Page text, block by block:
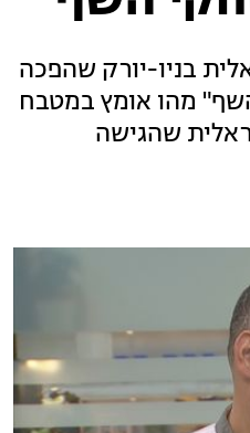
בניו-יורק שהפכה
מהו אומץ במטבח
שהגישה